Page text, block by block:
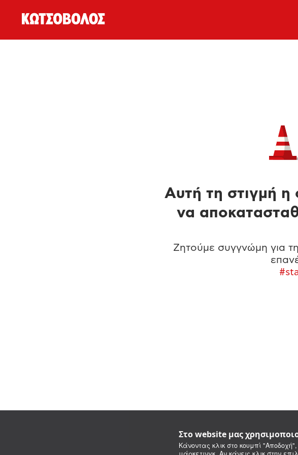
Στο website μας
Κάνοντας κλικ στο κουμπί
Αυτή τη στιγμή η
να
Ζητούμε συγγνώμη για